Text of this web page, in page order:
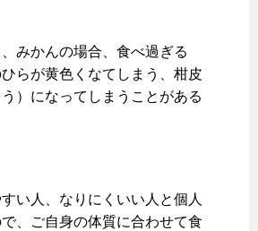
みかんの場合、食べ過ぎる
らが黄色くなてしまう、柑皮
）になってしまうことがある
い人、なりにくいい人と個人
、ご自身の体質に合わせて食